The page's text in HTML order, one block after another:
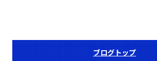
ブログトップ